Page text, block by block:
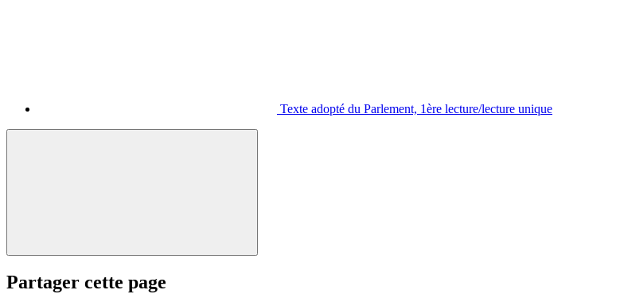
Texte adopté du Parlement, 1ère lecture/lecture unique
Partager cette page